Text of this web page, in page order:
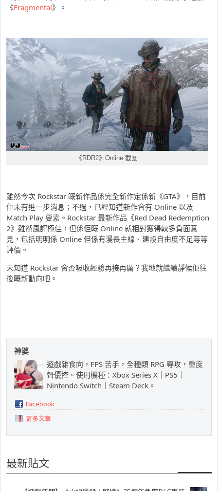
《Fragmental》。
《RDR2》Online 截圖
雖然今次 Rockstar 嘅新作品係完全新作定係新《GTA》，目前
仲未有進一步消息；不過，已經知道新作會有 Online 以及
Match Play 要素。Rockstar 最新作品《Red Dead Redemption
2》雖然風評極佳，但係佢嘅 Online 就相對獲得較多負面意
見，包括明明係 Online 但係有漫長主線、建設自由度不足等等
評價。
未知道 Rockstar 會否吸收經驗再接再厲？我地就繼續靜候佢往
後嘅新動向吧。
神婆
遊戲雜食向，FPS 苦手，全種類 RPG 專攻，重度
聲優控。使用機種：Xbox Series X｜PS5｜
Nintendo Switch｜Steam Deck。
Facebook
更多文章
最新貼文